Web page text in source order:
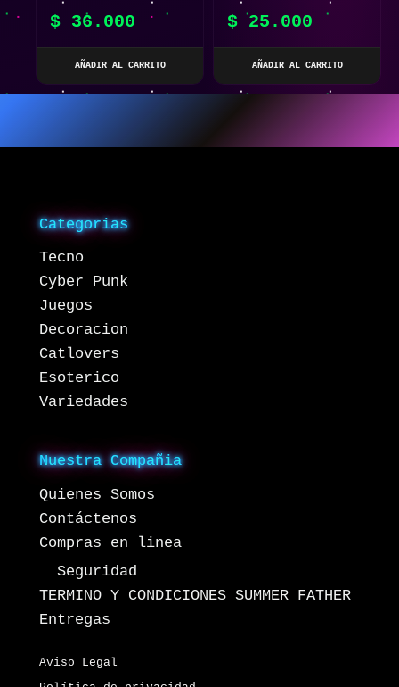
COSPLAY FAMILIA
ADDAMS
$ 36.000
AÑADIR AL CARRITO
– PORTÁTIL Y
DECORATIVO
$ 25.000
AÑADIR AL CARRITO
Categorias
Tecno
Cyber Punk
Juegos
Decoracion
Catlovers
Esoterico
Variedades
Nuestra Compañia
Quienes Somos
Contáctenos
Compras en linea
Seguridad
TERMINO Y CONDICIONES SUMMER FATHER
Entregas
Aviso Legal